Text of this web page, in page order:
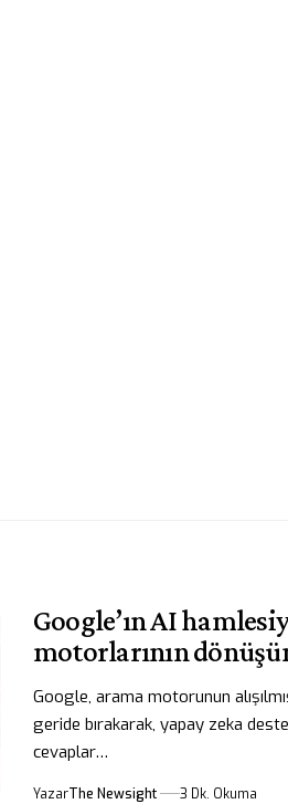
Google’ın AI
motorlarının
Google, arama motorunun
geride bırakarak, yapay zeka
cevaplar…
YazarThe Newsight 3 Dk. Okuma